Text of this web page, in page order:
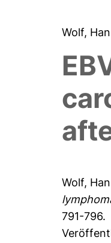
Wolf,
Wolf,
791-796.